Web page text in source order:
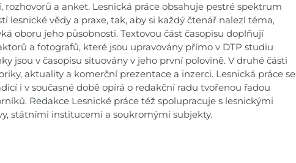
a anket. Lesnická práce obsahuje pestré spektrum
lesnické vědy a praxe, tak, aby si každý čtenář nalezl téma,
oboru jeho působnosti. Textovou část časopisu doplňují
a fotografů, které jsou upravovány přímo v DTP studiu
jsou v časopisu situovány v jeho první polovině. V druhé části
aktuality a komerční prezentace a inzerci. Lesnická práce se
i v současné době opírá o redakční radu tvořenou řadou
Redakce Lesnické práce též spolupracuje s lesnickými
státními institucemi a soukromými subjekty.